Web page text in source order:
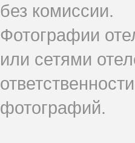
без комиссии.
Фотографии
или сетями
фотографий.